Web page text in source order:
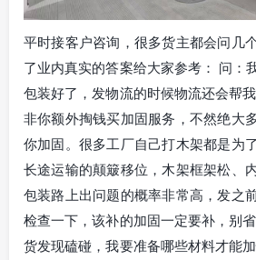
平时接客户咨询，很多货主都会问几
了业内真实的答案给大家参考： 问：
包装好了，发物流的时候物流还会帮
非你额外掏钱买加固服务，不然绝大
你加固。很多工厂自己打木架都是为
长途运输的颠簸移位，木架框架松、
包装路上出问题的概率非常高，发之
检查一下，该补的加固一定要补，别
货发现磕碰，我要准备哪些材料才能